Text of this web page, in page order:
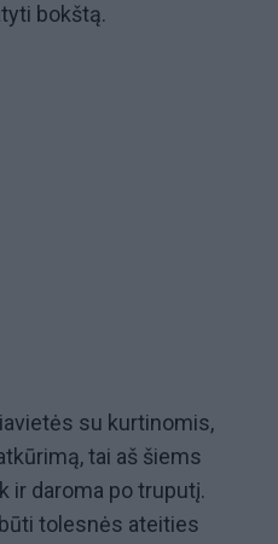
bokštą.
su kurtinomis,
tai aš šiems
ir daroma po truputį.
tolesnės ateities